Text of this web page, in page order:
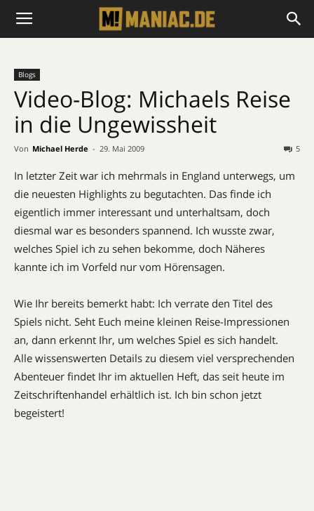
Blogs
Video-Blog: Michaels Reise
in die Ungewissheit
Von Michael Herde - 29. Mai 2009 5
In letzter Zeit war ich mehrmals in England unterwegs, um
die neuesten Highlights zu begutachten. Das finde ich
eigentlich immer interessant und unterhaltsam, doch
diesmal war es besonders spannend. Ich wusste zwar,
welches Spiel ich zu sehen bekomme, doch Näheres
kannte ich im Vorfeld nur vom Hörensagen.
Wie Ihr bereits bemerkt habt: Ich verrate den Titel des
Spiels nicht. Seht Euch meine kleinen Reise-Impressionen
an, dann erkennt Ihr, um welches Spiel es sich handelt.
Alle wissenswerten Details zu diesem viel versprechenden
Abenteuer findet Ihr im aktuellen Heft, das seit heute im
Zeitschriftenhandel erhältlich ist. Ich bin schon jetzt
begeistert!